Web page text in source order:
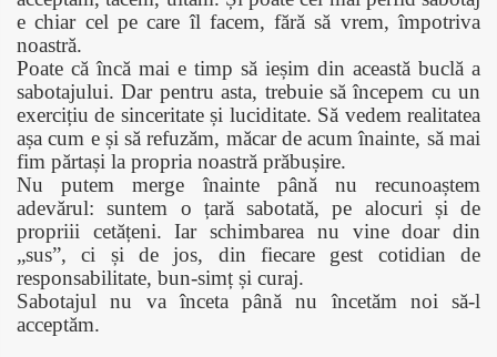
e chiar cel pe care îl facem, fără să vrem, împotriva
noastră.
Poate că încă mai e timp să ieșim din această buclă a
sabotajului. Dar pentru asta, trebuie să începem cu un
exercițiu de sinceritate și luciditate. Să vedem realitatea
așa cum e și să refuzăm, măcar de acum înainte, să mai
fim părtași la propria noastră prăbușire.
Nu putem merge înainte până nu recunoaștem
adevărul: suntem o țară sabotată, pe alocuri și de
propriii cetățeni. Iar schimbarea nu vine doar din
„sus”, ci și de jos, din fiecare gest cotidian de
responsabilitate, bun-simț și curaj.
Sabotajul nu va înceta până nu încetăm noi să-l
acceptăm.